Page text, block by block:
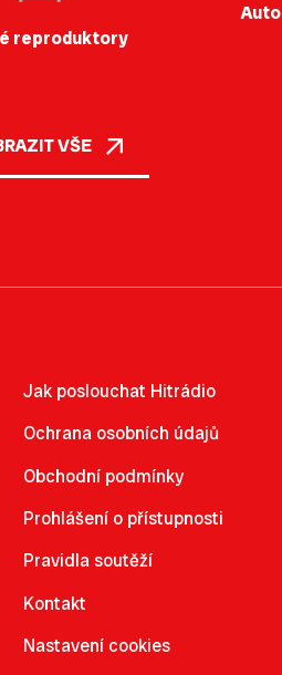
reproduktory
Auto
VŠE
Jak poslouchat Hitrádio
Ochrana osobních údajů
Obchodní podmínky
Prohlášení o přístupnosti
Pravidla soutěží
Kontakt
Nastavení cookies